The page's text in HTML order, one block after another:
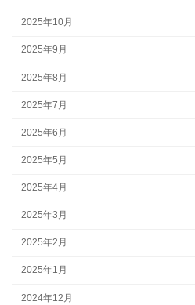
2025年10月
2025年9月
2025年8月
2025年7月
2025年6月
2025年5月
2025年4月
2025年3月
2025年2月
2025年1月
2024年12月